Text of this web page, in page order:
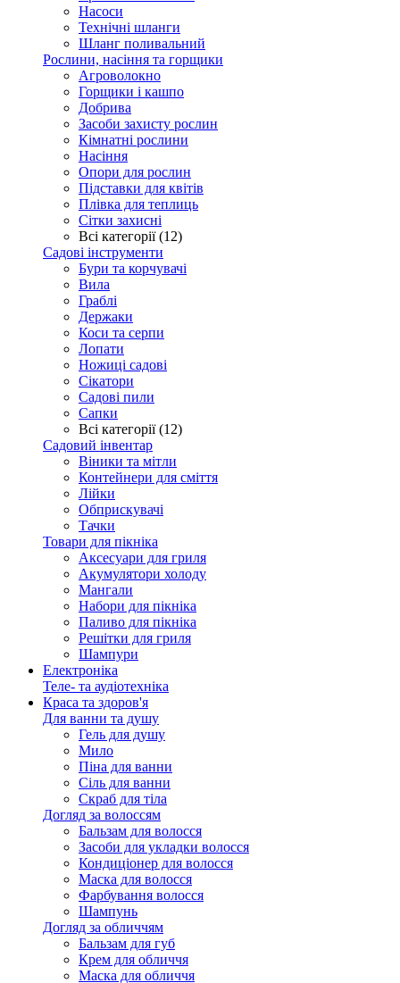
Насоси
Технічні шланги
Шланг поливальний
Рослини, насіння та горщики
Агроволокно
Горщики і кашпо
Добрива
Засоби захисту рослин
Кімнатні рослини
Насіння
Опори для рослин
Підставки для квітів
Плівка для теплиць
Сітки захисні
Всі категорії (12)
Садові інструменти
Бури та корчувачі
Вила
Граблі
Держаки
Коси та серпи
Лопати
Ножиці садові
Сікатори
Садові пили
Сапки
Всі категорії (12)
Садовий інвентар
Віники та мітли
Контейнери для сміття
Лійки
Обприскувачі
Тачки
Товари для пікніка
Аксесуари для гриля
Акумулятори холоду
Мангали
Набори для пікніка
Паливо для пікніка
Решітки для гриля
Шампури
Електроніка
Теле- та аудіотехніка
Краса та здоров'я
Для ванни та душу
Гель для душу
Мило
Піна для ванни
Сіль для ванни
Скраб для тіла
Догляд за волоссям
Бальзам для волосся
Засоби для укладки волосся
Кондиціонер для волосся
Маска для волосся
Фарбування волосся
Шампунь
Догляд за обличчям
Бальзам для губ
Крем для обличчя
Маска для обличчя